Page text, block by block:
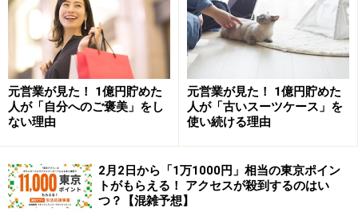
それぞれ、「財形住宅貯蓄」「財形年金貯蓄」「一般財
形貯蓄」という名前で、財形は3種類あるわけです。で
は、いわゆる銀行などでする定期積立とはどう違うので
しょう？
財形貯蓄制度は、銀行預金と比べて非課税
メリットがある！
元営業が見た！ 1億円貯めた
人が「自分へのご褒美」をし
ない理由
元営業が見た！ 1億円貯めた
人が「古いスーツケース」を
使い続ける理由
2月2日から「1万1000円」相当の東京ポイン
トがもらえる！ アクセスが殺到するのはい
つ？【混雑予想】